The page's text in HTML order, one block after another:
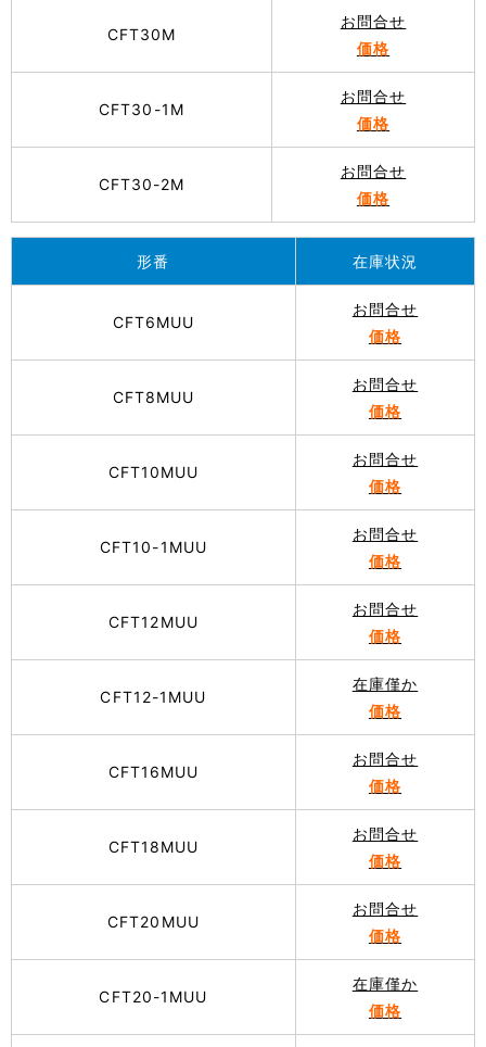
CFT30M
お問合せ
価格
CFT30-1M
お問合せ
価格
CFT30-2M
お問合せ
価格
形番 在庫状況
CFT6MUU
お問合せ
価格
CFT8MUU
お問合せ
価格
CFT10MUU
お問合せ
価格
CFT10-1MUU
お問合せ
価格
CFT12MUU
お問合せ
価格
CFT12-1MUU
在庫僅か
価格
CFT16MUU
お問合せ
価格
CFT18MUU
お問合せ
価格
CFT20MUU
お問合せ
価格
CFT20-1MUU
在庫僅か
価格